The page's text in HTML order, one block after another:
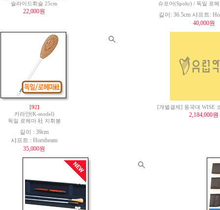
슬라이드휘슬 25cm
22,000원
슈포어(Spohr) / 독일 로
길이: 36.5cm 샤프트:
40,000원
[92]
카라얀(K-model)
독일 로헤마 社 지휘봉
길이 : 39cm
샤프트 : Hornbeam
35,000원
[개별결제] 동국대 WISE
2,184,000원